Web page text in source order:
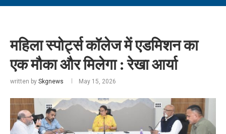
महिला स्पोर्ट्स कॉलेज में एडमिशन का
एक मौका और मिलेगा : रेखा आर्या
written by Skgnews May 15, 2026